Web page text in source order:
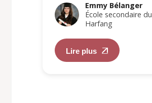
Emmy Bélanger
École secondaire du
Harfang
Lire plus